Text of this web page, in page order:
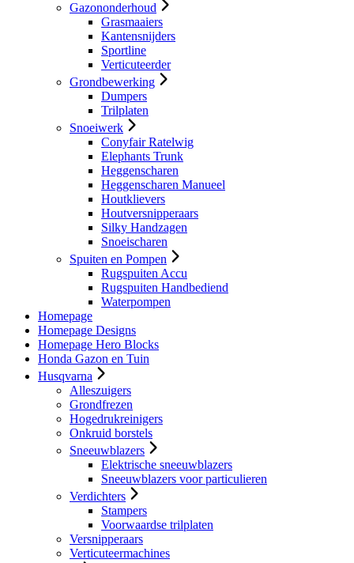
Gazononderhoud
Grasmaaiers
Kantensnijders
Sportline
Verticuteerder
Grondbewerking
Dumpers
Trilplaten
Snoeiwerk
Conyfair Ratelwig
Elephants Trunk
Heggenscharen
Heggenscharen Manueel
Houtklievers
Houtversnipperaars
Silky Handzagen
Snoeischaren
Spuiten en Pompen
Rugspuiten Accu
Rugspuiten Handbediend
Waterpompen
Homepage
Homepage Designs
Homepage Hero Blocks
Honda Gazon en Tuin
Husqvarna
Alleszuigers
Grondfrezen
Hogedrukreinigers
Onkruid borstels
Sneeuwblazers
Elektrische sneeuwblazers
Sneeuwblazers voor particulieren
Verdichters
Stampers
Voorwaardse trilplaten
Versnipperaars
Verticuteermachines